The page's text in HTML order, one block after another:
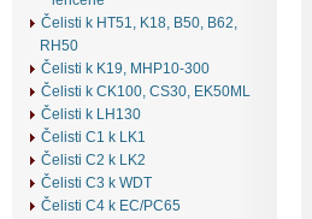
Čelisti k HT51, K18, B50, B62,
RH50
Čelisti k K19, MHP10-300
Čelisti k CK100, CS30, EK50ML
Čelisti k LH130
Čelisti C1 k LK1
Čelisti C2 k LK2
Čelisti C3 k WDT
Čelisti C4 k EC/PC65